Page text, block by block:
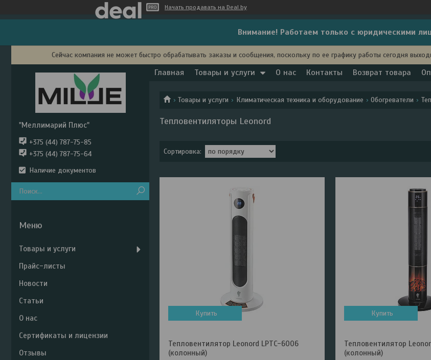
Начать продавать на Deal.by
Внимание! Работаем только с юридическими
Сейчас компания не может быстро обрабатывать заказы и сообщения, поскольку по ее графику работы сегодня
Главная Товары и услуги О нас Контакты Возврат товара
Товары и услуги Климатическая техника и оборудование Обогреватели
Тепловентиляторы Leonord
Купить
Тепловентилятор Leonord LPTC-6006
(колонный)
Купить
Тепловентилятор
(колонный)
"Меллимарий Плюс"
+375 (44) 787-75-85
+375 (44) 787-75-64
Наличие документов
Товары и услуги
Прайс-листы
Новости
Статьи
О нас
Сертификаты и лицензии
Отзывы